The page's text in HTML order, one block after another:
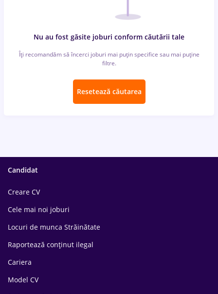
Nu au fost găsite joburi conform căutării tale
Îți recomandăm să încerci joburi mai puțin specifice sau mai puține
filtre.
Resetează căutarea
Candidat
Creare CV
Cele mai noi joburi
Locuri de munca Străinătate
Raportează conținut ilegal
Cariera
Model CV